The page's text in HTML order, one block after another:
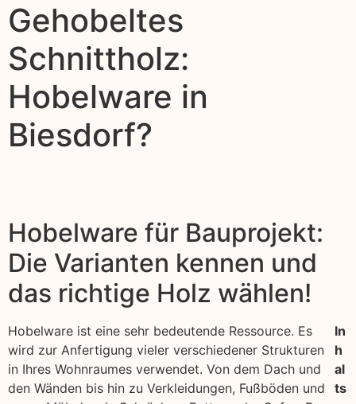
Gehobeltes
Schnittholz:
Hobelware in
Biesdorf?
Hobelware für Bauprojekt:
Die Varianten kennen und
das richtige Holz wählen!
Hobelware ist eine sehr bedeutende Ressource. Es
wird zur Anfertigung vieler verschiedener Strukturen
in Ihres Wohnraumes verwendet. Von dem Dach und
den Wänden bis hin zu Verkleidungen, Fußböden und
In
h
al
ts